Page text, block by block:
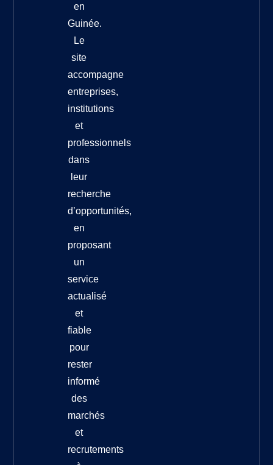
en
Guinée.
Le
site
accompagne
entreprises,
institutions
et
professionnels
dans
leur
recherche
d’opportunités,
en
proposant
un
service
actualisé
et
fiable
pour
rester
informé
des
marchés
et
recrutements